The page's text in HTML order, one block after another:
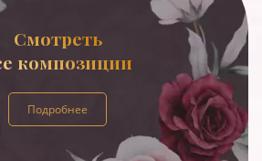
Смотреть
композиции
Подробнее